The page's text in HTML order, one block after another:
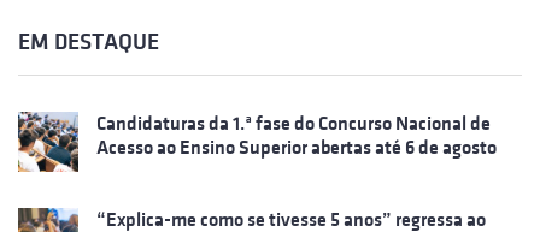
EM DESTAQUE
Candidaturas da 1.ª fase do Concurso Nacional de
Acesso ao Ensino Superior abertas até 6 de agosto
“Explica-me como se tivesse 5 anos” regressa ao